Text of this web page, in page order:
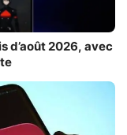
d’août 2026, avec